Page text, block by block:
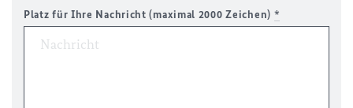
Platz für Ihre Nachricht (maximal 2000 Zeichen) *